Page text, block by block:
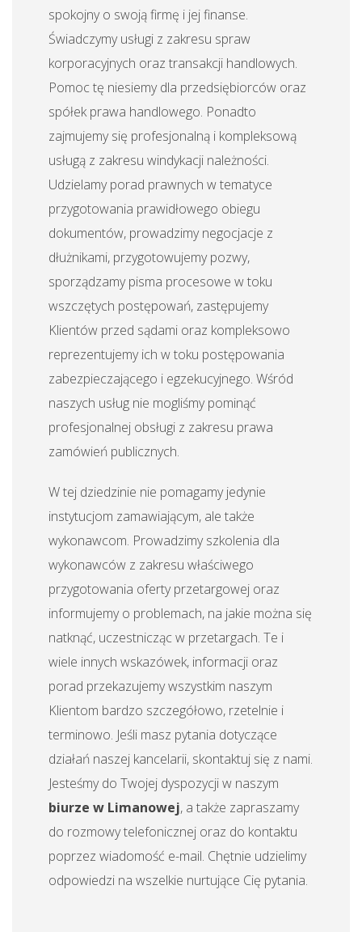
spokojny o swoją firmę i jej finanse.
Świadczymy usługi z zakresu spraw
korporacyjnych oraz transakcji handlowych.
Pomoc tę niesiemy dla przedsiębiorców oraz
spółek prawa handlowego. Ponadto
zajmujemy się profesjonalną i kompleksową
usługą z zakresu windykacji należności.
Udzielamy porad prawnych w tematyce
przygotowania prawidłowego obiegu
dokumentów, prowadzimy negocjacje z
dłużnikami, przygotowujemy pozwy,
sporządzamy pisma procesowe w toku
wszczętych postępowań, zastępujemy
Klientów przed sądami oraz kompleksowo
reprezentujemy ich w toku postępowania
zabezpieczającego i egzekucyjnego. Wśród
naszych usług nie mogliśmy pominąć
profesjonalnej obsługi z zakresu prawa
zamówień publicznych.
W tej dziedzinie nie pomagamy jedynie
instytucjom zamawiającym, ale także
wykonawcom. Prowadzimy szkolenia dla
wykonawców z zakresu właściwego
przygotowania oferty przetargowej oraz
informujemy o problemach, na jakie można się
natknąć, uczestnicząc w przetargach. Te i
wiele innych wskazówek, informacji oraz
porad przekazujemy wszystkim naszym
Klientom bardzo szczegółowo, rzetelnie i
terminowo. Jeśli masz pytania dotyczące
działań naszej kancelarii, skontaktuj się z nami.
Jesteśmy do Twojej dyspozycji w naszym
biurze w Limanowej, a także zapraszamy
do rozmowy telefonicznej oraz do kontaktu
poprzez wiadomość e-mail. Chętnie udzielimy
odpowiedzi na wszelkie nurtujące Cię pytania.